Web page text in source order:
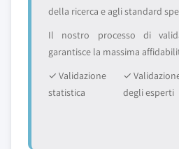
della ricerca e agli standard
Il nostro processo di
garantisce la massima
✓ Validazione
statistica
✓
degli esperti